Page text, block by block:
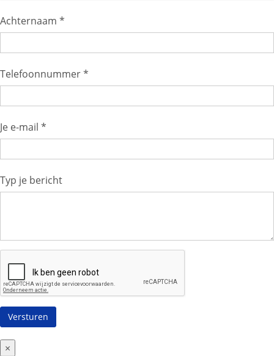
Achternaam *
Telefoonnummer *
Je e-mail *
Typ je bericht
×